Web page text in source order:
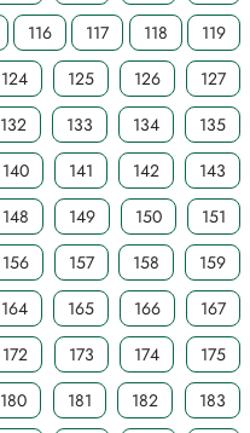
116 117 118
119
124 125 126
127
132 133 134
135
140 141 142
143
148 149 150
151
156 157 158
159
164 165 166
167
172 173 174
175
180 181 182
183